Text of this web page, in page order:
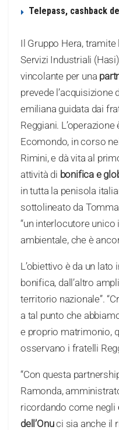
Telepass, cashback
Il Gruppo Hera,
Servizi Industriali
vincolante per una
prevede l’acquisizione
emiliana guidata dai
Reggiani.
Ecomondo, in corso
Rimini, e dà vita al
attività di bonifica e
in tutta la penisola
sottolineato da
“un interlocutore unico
ambientale, che è
L’obiettivo è da un lato
bonifica, dall’altro
territorio nazionale”.
a tal punto che
e proprio matrimonio,
osservano i fratelli
“Con questa
Ramonda,
ricordando come negli
dell’Onuci sia anche il